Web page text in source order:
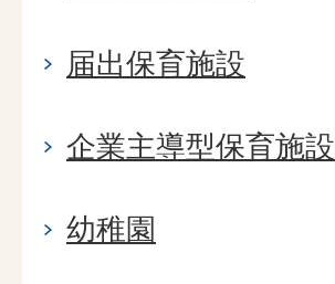
届出保育施設
企業主導型保育施設
幼稚園